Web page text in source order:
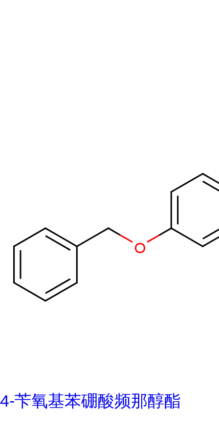
4-苄氧基苯硼酸频那醇酯